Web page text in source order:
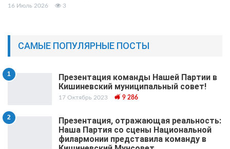
16 Июль 2026 3
САМЫЕ ПОПУЛЯРНЫЕ ПОСТЫ
1
Презентация команды Нашей Партии в
Кишиневский муниципальный cовет!
17 Октябрь 2023 9 286
2
Презентация, отражающая реальность:
Наша Партия со сцены Национальной
филармонии представила команду в